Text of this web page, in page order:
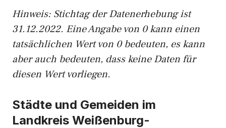
Hinweis: Stichtag der Datenerhebung ist
31.12.2022. Eine Angabe von 0 kann einen
tatsächlichen Wert von 0 bedeuten, es kann
aber auch bedeuten, dass keine Daten für
diesen Wert vorliegen.
Städte und Gemeiden im
Landkreis Weißenburg-